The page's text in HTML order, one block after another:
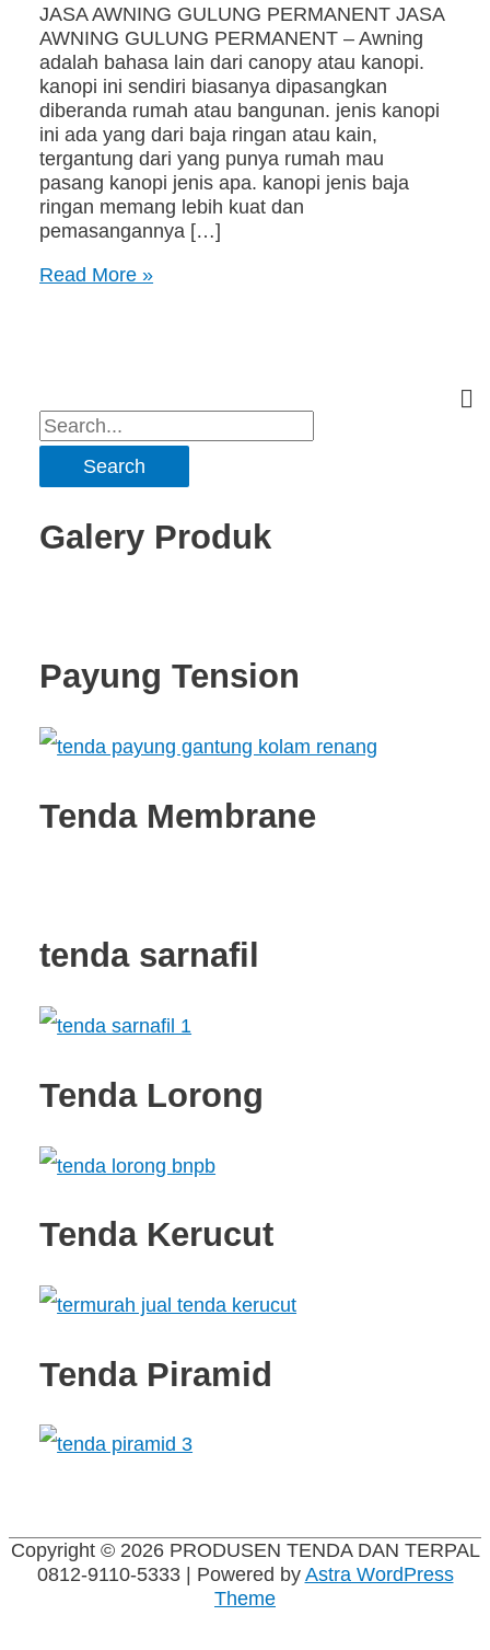
JASA AWNING GULUNG PERMANENT JASA
AWNING GULUNG PERMANENT – Awning
adalah bahasa lain dari canopy atau kanopi.
kanopi ini sendiri biasanya dipasangkan
diberanda rumah atau bangunan. jenis kanopi
ini ada yang dari baja ringan atau kain,
tergantung dari yang punya rumah mau
pasang kanopi jenis apa. kanopi jenis baja
ringan memang lebih kuat dan
pemasangannya […]
Read More »
Galery Produk
Payung Tension
Tenda Membrane
tenda sarnafil
Tenda Lorong
Tenda Kerucut
Tenda Piramid
Copyright © 2026 PRODUSEN TENDA DAN TERPAL
0812-9110-5333| Powered byAstra WordPress
Theme